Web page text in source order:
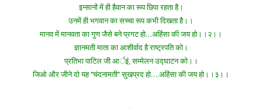
इन्सानों में ही हैवान का रूप छिपा रहता है।
उनमें ही भगवान का सच्चा रूप कभी दिखता है।।
मानव में मानवता का गुण जैसे बने प्रगट हो…अहिंसा की जय हो।।२।।
ज्ञानमती माता का आशीर्वाद है राष्ट्रपति को।
प्रतिभा पाटिल जी आर्इं, सम्मेलन उद्घाटन को।।
जिओ और जीने दो यह ‘‘चंदनामती’’ सुखप्रद हो….अहिंसा की जय हो।।३।।